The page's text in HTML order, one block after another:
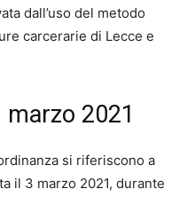
dall’uso del metodo
carcerarie di Lecce e
marzo 2021
si riferiscono a
il 3 marzo 2021, durante